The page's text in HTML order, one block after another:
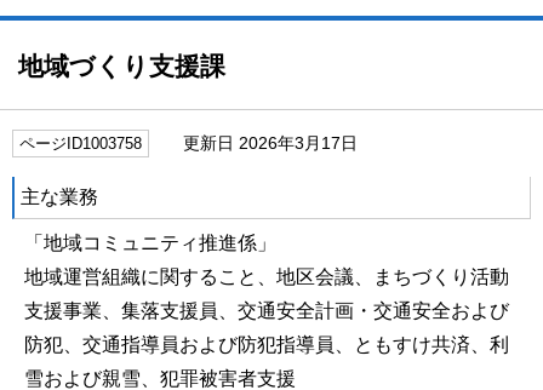
地域づくり支援課
ページID1003758 更新日 2026年3月17日
主な業務
「地域コミュニティ推進係」
地域運営組織に関すること、地区会議、まちづくり活動
支援事業、集落支援員、交通安全計画・交通安全および
防犯、交通指導員および防犯指導員、ともすけ共済、利
雪および親雪、犯罪被害者支援